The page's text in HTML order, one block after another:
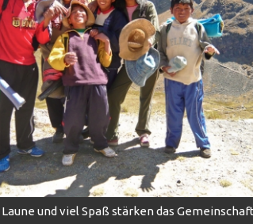
und viel Spaß stärken das